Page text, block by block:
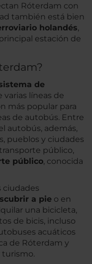
Róterdam con
también está bien
holandés,
estación de
de
varias líneas de
más popular para
de autobús. Entre
autobús, además,
pueblos y ciudades
público,
público, conocida
ciudades
a pie o en
una bicicleta,
de bicis, incluso
acuáticos
de Róterdam y
turismo.